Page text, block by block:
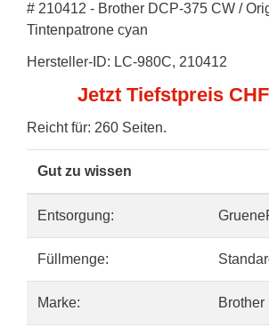
# 210412 - Brother DCP-375 CW /
Tintenpatrone cyan
Hersteller-ID: LC-980C, 210412
Jetzt Tiefstpreis
Reicht für: 260 Seiten.
Gut zu wissen
Entsorgung:
Füllmenge:
Marke: Brother